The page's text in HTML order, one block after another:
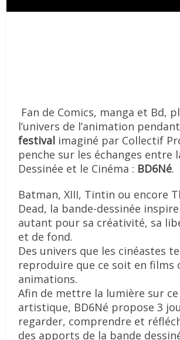
Fan de Comics, manga et Bd,
l’univers de l’animation
festival imaginé par Collectif
penche sur les échanges entre
Dessinée et le Cinéma : BD6Né.
Batman, XIII, Tintin ou encore
Dead, la bande-dessinée
autant pour sa créativité, sa
et de fond.
Des univers que les cinéastes
reproduire que ce soit en films
animations.
Afin de mettre la lumière sur
artistique, BD6Né propose 3
regarder, comprendre et
des apports de la bande